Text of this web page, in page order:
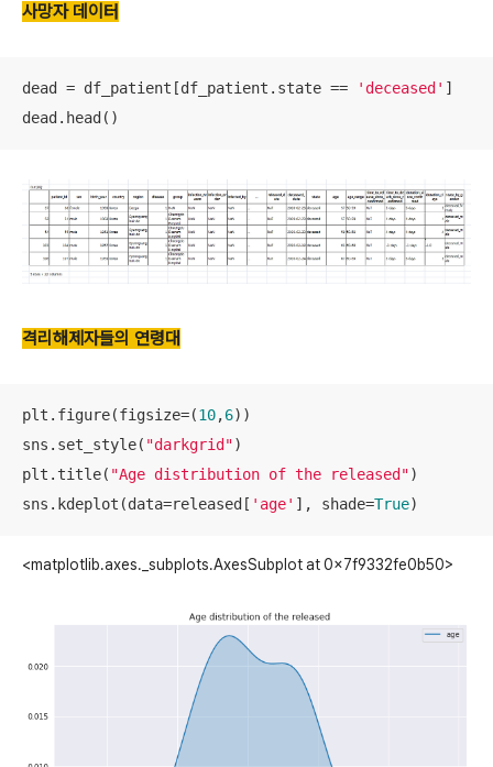
사망자 데이터
dead = df_patient[df_patient.state == 'deceased' ]
dead.head()
격리해제자들의 연령대
plt.figure(figsize=(10,6))
sns.set_style( "darkgrid")
plt.title( "Age distribution of the released")
sns.kdeplot(data=released[ 'age' ], shade=True)
<matplotlib.axes._subplots.AxesSubplot at 0x7f9332fe0b50>